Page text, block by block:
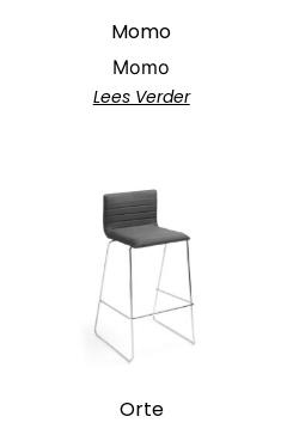
Momo
Momo
Lees Verder
Orte